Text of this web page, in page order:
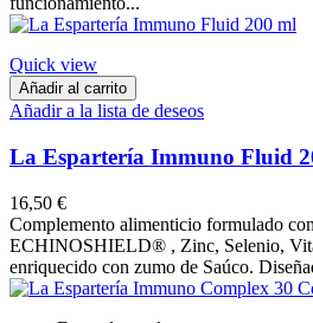
Quick view
Añadir al carrito
Añadir a la lista de deseos
La Espartería Immuno Fluid
16,50 €
Complemento alimenticio formulado
ECHINOSHIELD® , Zinc, Selenio,
enriquecido con zumo de Saúco.